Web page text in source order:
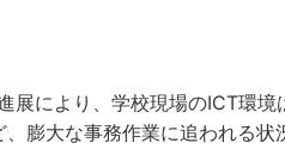
展により、学校現場のICT環
膨大な事務作業に追われる